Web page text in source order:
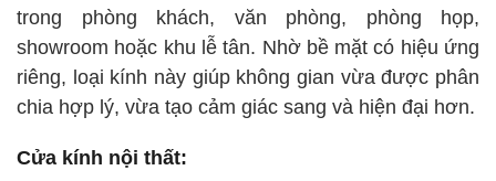
trong phòng khách, văn phòng, phòng họp,
showroom hoặc khu lễ tân. Nhờ bề mặt có hiệu ứng
riêng, loại kính này giúp không gian vừa được phân
chia hợp lý, vừa tạo cảm giác sang và hiện đại hơn.
Cửa kính nội thất: